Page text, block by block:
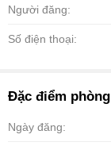
Người đăng:
Số điện thoại:
Đặc điểm
Ngày đăng: